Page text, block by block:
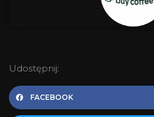
Udostępnij:
FACEBOOK